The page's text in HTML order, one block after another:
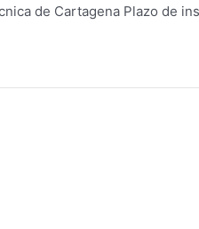
de Cartagena Plazo de